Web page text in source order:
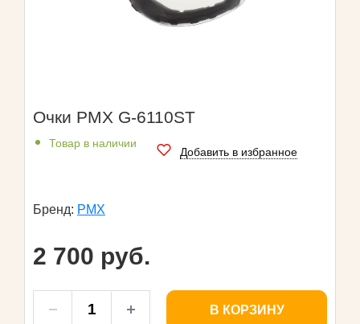
Очки PMX G-6110ST
Товар в наличии
Добавить в избранное
Бренд: PMX
2 700 руб.
В КОРЗИНУ